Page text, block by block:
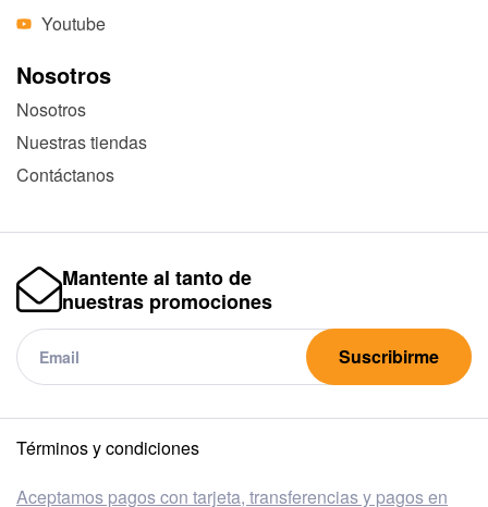
Youtube
Nosotros
Nosotros
Nuestras tiendas
Contáctanos
Mantente al tanto de
nuestras promociones
Suscribirme
Términos y condiciones
Aceptamos pagos con tarjeta, transferencias y pagos en